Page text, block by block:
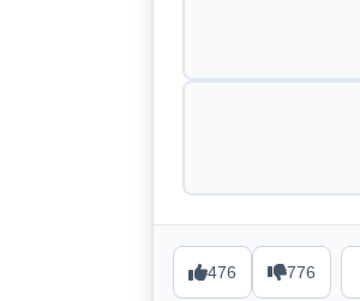
476 776